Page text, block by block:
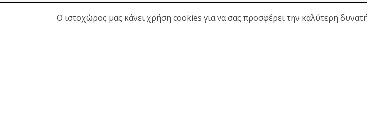
Ο ιστοχώρος μας κάνει χρήση cookies για να σας προσφέρει την καλύτερη